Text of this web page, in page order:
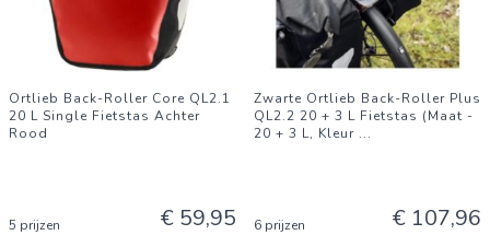
Ortlieb Back-Roller Core QL2.1
20 L Single Fietstas Achter
Rood
5 prijzen € 59,95
Zwarte Ortlieb Back-Roller Plus
QL2.2 20 + 3 L Fietstas (Maat -
20 + 3 L, Kleur ...
6 prijzen € 107,96